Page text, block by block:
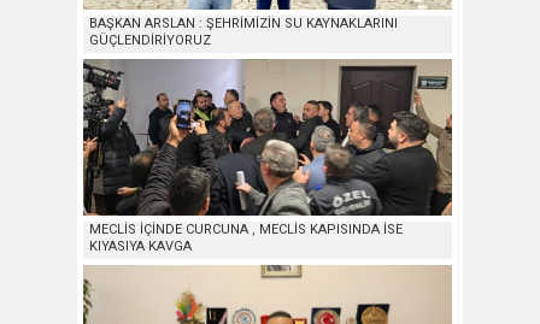
BAŞKAN ARSLAN : ŞEHRİMİZİN SU KAYNAKLARINI
GÜÇLENDİRİYORUZ
MECLİS İÇİNDE CURCUNA , MECLİS KAPISINDA İSE
KIYASIYA KAVGA